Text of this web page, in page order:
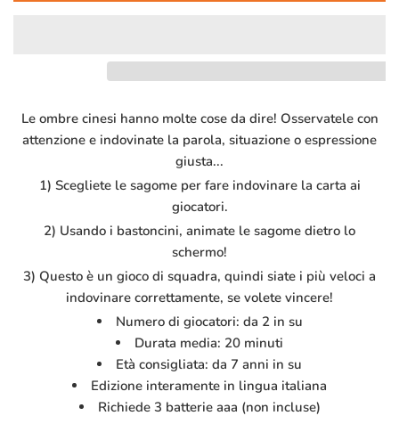
Le ombre cinesi hanno molte cose da dire! Osservatele con
attenzione e indovinate la parola, situazione o espressione
giusta...
1) Scegliete le sagome per fare indovinare la carta ai
giocatori.
2) Usando i bastoncini, animate le sagome dietro lo
schermo!
3) Questo è un gioco di squadra, quindi siate i più veloci a
indovinare correttamente, se volete vincere!
Numero di giocatori: da 2 in su
Durata media: 20 minuti
Età consigliata: da 7 anni in su
Edizione interamente in lingua italiana
Richiede 3 batterie aaa (non incluse)